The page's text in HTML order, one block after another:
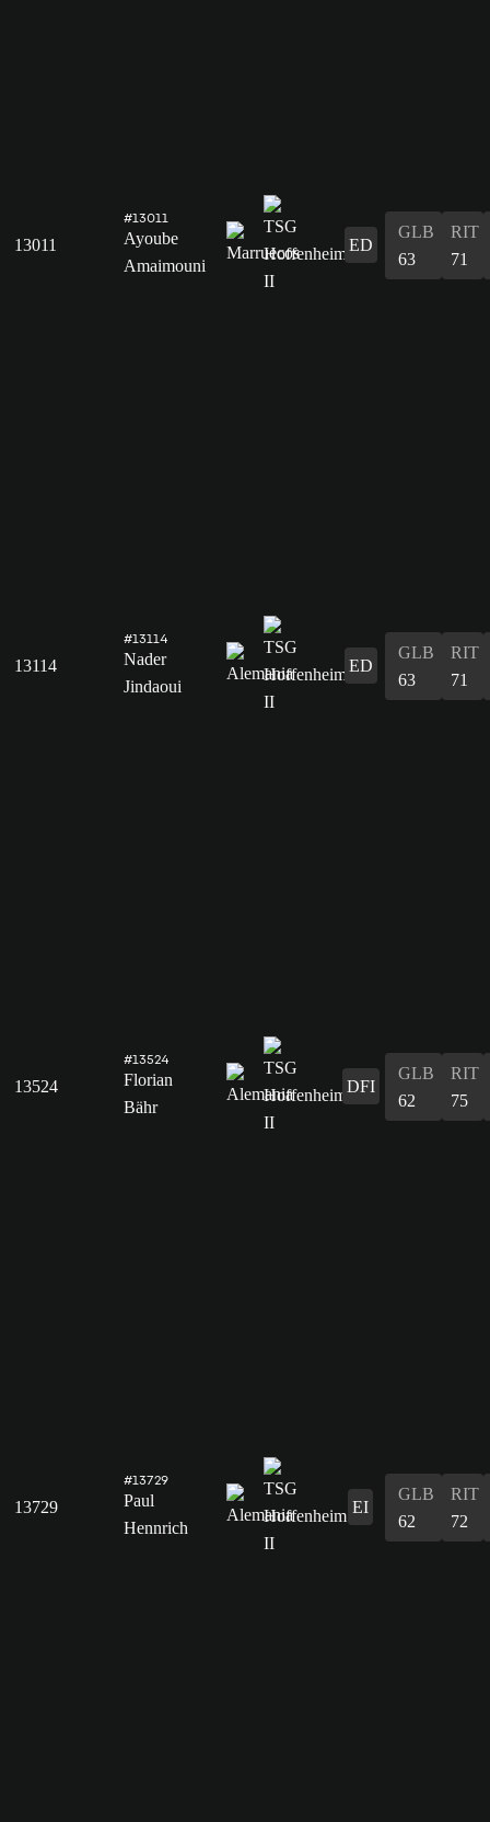
13011
#13011
Ayoube
Amaimouni
ED
GLB
63
RIT
71
13114
#13114
Nader
Jindaoui
ED
GLB
63
RIT
71
13524
#13524
Florian
Bähr
DFI
GLB
62
RIT
75
13729
#13729
Paul
Hennrich
EI
GLB
62
RIT
72